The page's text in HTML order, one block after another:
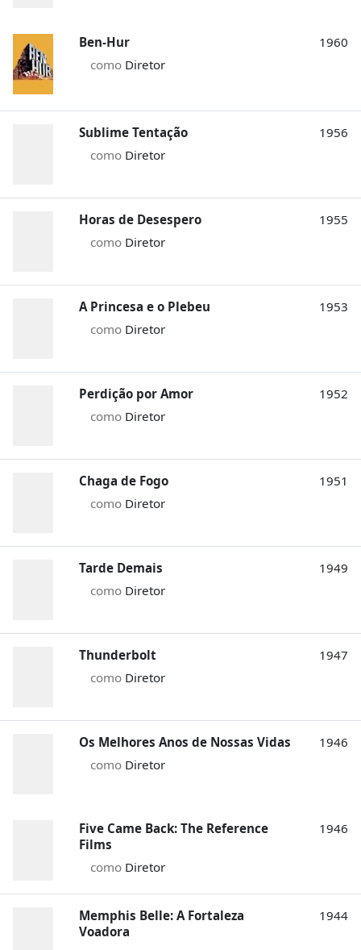
Ben-Hur
como Diretor
1960
Sublime Tentação
como Diretor
1956
Horas de Desespero
como Diretor
1955
A Princesa e o Plebeu
como Diretor
1953
Perdição por Amor
como Diretor
1952
Chaga de Fogo
como Diretor
1951
Tarde Demais
como Diretor
1949
Thunderbolt
como Diretor
1947
Os Melhores Anos de Nossas Vidas
como Diretor
1946
Five Came Back: The Reference
Films
como Diretor
1946
Memphis Belle: A Fortaleza
Voadora
1944